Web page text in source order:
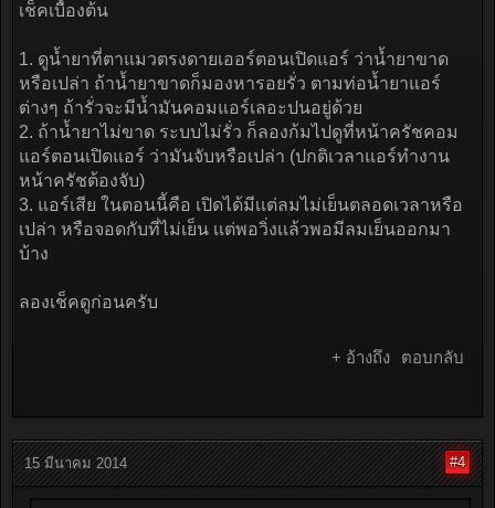
เช็คเบื้องต้น
1. ดูน้ำยาที่ตาแมวตรงดายเออร์ตอนเปิดแอร์ ว่าน้ำยาขาด
หรือเปล่า ถ้าน้ำยาขาดก็มองหารอยรั่ว ตามท่อน้ำยาแอร์
ต่างๆ ถ้ารั่วจะมีน้ำมันคอมแอร์เลอะปนอยู่ด้วย
2. ถ้าน้ำยาไม่ขาด ระบบไม่รั่ว ก็ลองก้มไปดูที่หน้าครัชคอม
แอร์ตอนเปิดแอร์ ว่ามันจับหรือเปล่า (ปกติเวลาแอร์ทำงาน
หน้าครัชต้องจับ)
3. แอร์เสีย ในตอนนี้คือ เปิดได้มีเเต่ลมไม่เย็นตลอดเวลาหรือ
เปล่า หรือจอดกับที่ไม่เย็น เเต่พอวิ่งเเล้วพอมีลมเย็นออกมา
บ้าง
ลองเช็คดูก่อนครับ
+ อ้างถึง ตอบกลับ
15 มีนาคม 2014 #4